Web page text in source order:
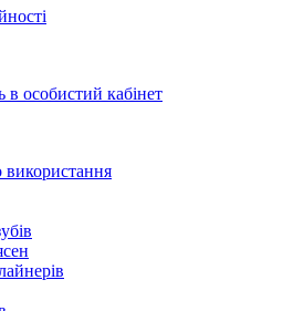
в особистий кабінет